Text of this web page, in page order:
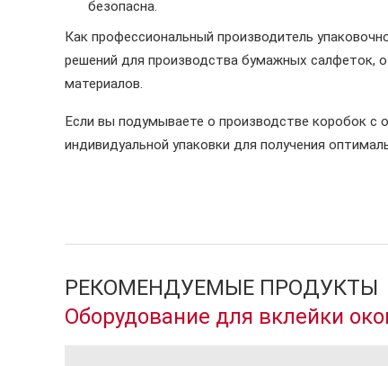
безопасна.
Как профессиональный производитель
решений для производства бумажных салфеток,
материалов.
Если вы подумываете о производстве коробок
индивидуальной упаковки для получения
РЕКОМЕНДУЕМЫЕ ПРОДУКТЫ
Оборудование для вклейки